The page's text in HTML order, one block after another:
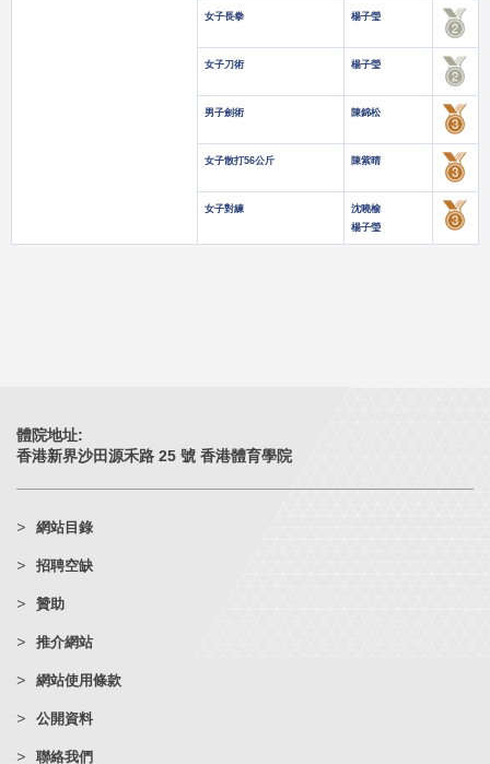
女子長拳 楊子瑩
女子刀術 楊子瑩
男子劍術 陳錦松
女子散打56公斤 陳紫晴
女子對練
沈曉榆
楊子瑩
體院地址:
香港新界沙田源禾路 25 號 香港體育學院
網站目錄
招聘空缺
贊助
推介網站
網站使用條款
公開資料
聯絡我們